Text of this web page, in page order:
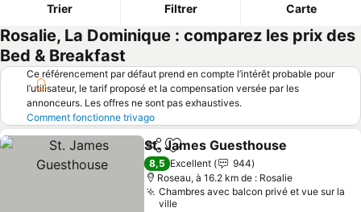
Trier Filtrer Carte
Rosalie, La Dominique : comparez les prix des
Bed & Breakfast
Ce référencement par défaut prend en compte l’intérêt probable pour
l’utilisateur, le tarif proposé et la compensation versée par les
annonceurs. Les offres ne sont pas exhaustives.
Comment fonctionne trivago
PartagerAjouter à mes favoris
St. James Guesthouse
8,5 Excellent
944
Roseau, à 16.2 km de : Rosalie
Chambres avec balcon privé et vue sur la
ville